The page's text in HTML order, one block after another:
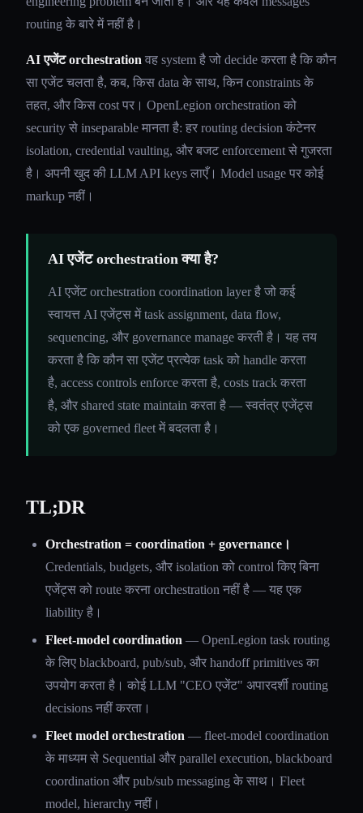
routing के बारे में नहीं है।
AI एजेंट orchestration वह system है जो decide करता है कि कौन
सा एजेंट चलता है, कब, किस data के साथ, किन constraints के
तहत, और किस cost पर। OpenLegion orchestration को
security से inseparable मानता है: हर routing decision कंटेनर
isolation, credential vaulting, और बजट enforcement से गुजरता
है। अपनी खुद की LLM API keys लाएँ। Model usage पर कोई
markup नहीं।
AI एजेंट orchestration क्या है?
AI एजेंट orchestration coordination layer है जो कई
स्वायत्त AI एजेंट्स में task assignment, data flow,
sequencing, और governance manage करती है। यह तय
करता है कि कौन सा एजेंट प्रत्येक task को handle करता
है, access controls enforce करता है, costs track करता
है, और shared state maintain करता है — स्वतंत्र एजेंट्स
को एक governed fleet में बदलता है।
TL;DR
Orchestration = coordination + governance।
Credentials, budgets, और isolation को control किए बिना
एजेंट्स को route करना orchestration नहीं है — यह एक
liability है।
Fleet-model coordination — OpenLegion task routing
के लिए blackboard, pub/sub, और handoff primitives का
उपयोग करता है। कोई LLM "CEO एजेंट" अपारदर्शी routing
decisions नहीं करता।
Fleet model orchestration — fleet-model coordination
के माध्यम से Sequential और parallel execution, blackboard
coordination और pub/sub messaging के साथ। Fleet
model, hierarchy नहीं।